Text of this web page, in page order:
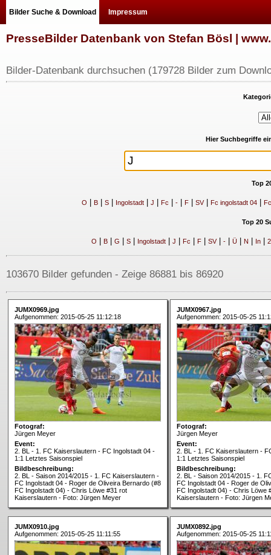
Bilder Suche & Download Impressum
PresseBilder Datenbank von Stefan Bösl |
Bilder-Datenbank durchsuchen (179728 Bilder zum
Hier Suchbegriffe
Top
O B| S| Ingolstadt| J Fc -| F| SV| Fc ingolstadt 04|
Top 20
O B| G S| Ingolstadt| J Fc F| SV| -| Ü| N In| 2
103670 Bilder gefunden - Zeige 86881 bis 86920
JUMX0969.jpg
Aufgenommen: 2015-05-25 11:12:18
Fotograf:
Jürgen Meyer
Event:
2. BL - 1. FC Kaiserslautern - FC Ingolstadt 04 -
1:1 Letztes Saisonspiel
Bildbeschreibung:
2. BL - Saison 2014/2015 - 1. FC Kaiserslautern -
FC Ingolstadt 04 - Roger de Oliveira Bernardo (#8
FC Ingolstadt 04) - Chris Löwe #31 rot
Kaiserslautern - Foto: Jürgen Meyer
JUMX0967.jpg
Aufgenommen: 2015-05-25
Fotograf:
Jürgen Meyer
Event:
2. BL - 1. FC Kaiserslautern -
1:1 Letztes Saisonspiel
Bildbeschreibung:
2. BL - Saison 2014/2015 - 1.
FC Ingolstadt 04 - Roger de
FC Ingolstadt 04) - Chris Löwe
Kaiserslautern - Foto: Jürgen
JUMX0910.jpg
Aufgenommen: 2015-05-25 11:11:55
JUMX0892.jpg
Aufgenommen: 2015-05-25